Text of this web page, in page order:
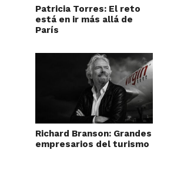
Patricia Torres: El reto
está en ir más allá de
París
Richard Branson: Grandes
empresarios del turismo